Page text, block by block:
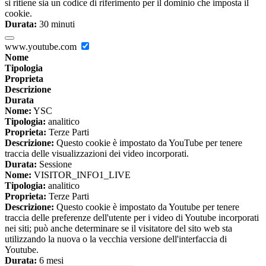
si ritiene sia un codice di riferimento per il dominio che imposta il
cookie.
Durata: 30 minuti
www.youtube.com
Nome
Tipologia
Proprieta
Descrizione
Durata
Nome: YSC
Tipologia: analitico
Proprieta: Terze Parti
Descrizione: Questo cookie è impostato da YouTube per tenere
traccia delle visualizzazioni dei video incorporati.
Durata: Sessione
Nome: VISITOR_INFO1_LIVE
Tipologia: analitico
Proprieta: Terze Parti
Descrizione: Questo cookie è impostato da Youtube per tenere
traccia delle preferenze dell'utente per i video di Youtube incorporati
nei siti; può anche determinare se il visitatore del sito web sta
utilizzando la nuova o la vecchia versione dell'interfaccia di
Youtube.
Durata: 6 mesi